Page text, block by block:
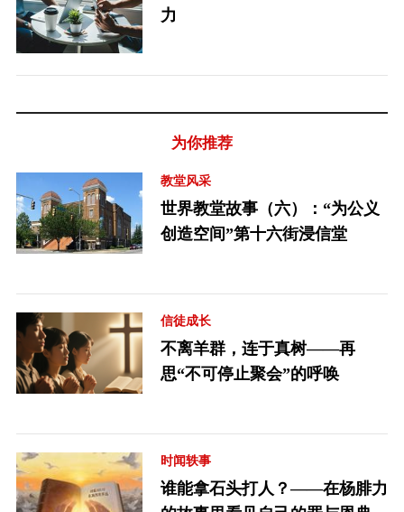
力
为你推荐
教堂风采
世界教堂故事（六）：“为公义
创造空间”第十六街浸信堂
信徒成长
不离羊群，连于真树——再
思“不可停止聚会”的呼唤
时闻轶事
谁能拿石头打人？——在杨腓力